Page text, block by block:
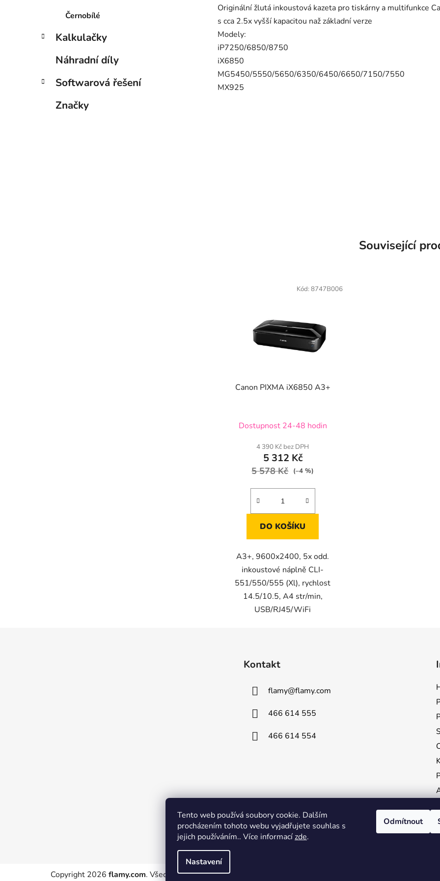
Tento web používá soubory cookie. Dalším
procházením tohoto webu vyjadřujete souhlas s
jejich používáním.. Více informacízde.
Nastavení
Odmítnout
Černobílé
Kalkulačky
Náhradní díly
Softwarová řešení
Značky
Originální žlutá inkoustová kazeta pro tiskárny a multifunkce
s cca 2.5x vyšší kapacitou naž základní verze
Modely:
iP7250/6850/8750
iX6850
MG5450/5550/5650/6350/6450/6650/7150/7550
MX925
Související
Canon PIXMA iX6850 A3+
Dostupnost 24-48 hodin
4 390 Kč bez DPH
5 312 Kč
5 578 Kč (–4 %)
DO KOŠÍKU
A3+, 9600x2400, 5x odd.
inkoustové náplně CLI-
551/550/555 (Xl), rychlost
14.5/10.5, A4 str/min,
USB/RJ45/WiFi
Kód: 8747B006
Kontakt
flamy@flamy.com
466 614 555
466 614 554
Copyright 2026 flamy.com. Všechna práva vyhrazena.